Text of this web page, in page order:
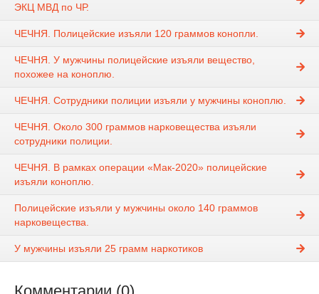
ЭКЦ МВД по ЧР.
ЧЕЧНЯ. Полицейские изъяли 120 граммов конопли.
ЧЕЧНЯ. У мужчины полицейские изъяли вещество,
похожее на коноплю.
ЧЕЧНЯ. Сотрудники полиции изъяли у мужчины коноплю.
ЧЕЧНЯ. Около 300 граммов нарковещества изъяли
сотрудники полиции.
ЧЕЧНЯ. В рамках операции «Мак-2020» полицейские
изъяли коноплю.
Полицейские изъяли у мужчины около 140 граммов
нарковещества.
У мужчины изъяли 25 грамм наркотиков